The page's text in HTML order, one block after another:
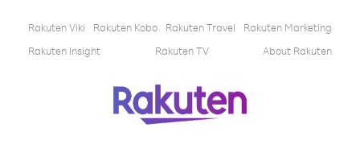
Rakuten Viki Rakuten Kobo Rakuten Travel
Rakuten Marketing
Rakuten Insight
Rakuten TV About Rakuten